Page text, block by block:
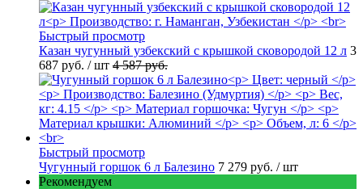
Быстрый просмотр
Казан чугунный узбекский с крышкой сковородой 12 л 3
687 руб. / шт 4 587 руб.
Быстрый просмотр
Чугунный горшок 6 л Балезино 7 279 руб. / шт
Рекомендуем